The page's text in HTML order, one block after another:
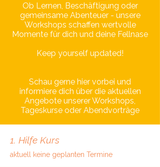
Ob Lernen, Beschäftigung oder
gemeinsame Abenteuer - unsere
Workshops schaffen wertvolle
Momente für dich und deine Fellnase
Keep yourself updated!
Schau gerne hier vorbei und
informiere dich über die aktuellen
Angebote unserer Workshops,
Tageskurse oder Abendvorträge
1. Hilfe Kurs
aktuell keine geplanten Termine